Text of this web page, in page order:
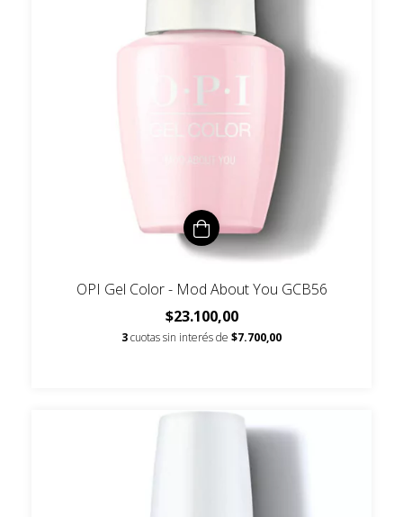
OPI Gel Color - Mod About You GCB56
$23.100,00
3cuotas sin interés de $7.700,00